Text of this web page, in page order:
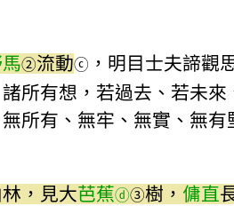
②流動ⓒ ，明目士夫諦觀
所有想，若過去、若未
所有、無牢、無實、無
，見大芭蕉ⓓ③樹， 傭直